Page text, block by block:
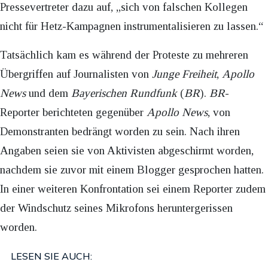
Pressevertreter dazu auf, „sich von falschen Kollegen
nicht für Hetz-Kampagnen instrumentalisieren zu lassen.“
Tatsächlich kam es während der Proteste zu mehreren
Übergriffen auf Journalisten von Junge Freiheit, Apollo
Newsund dem Bayerischen Rundfunk(BR). BR-
Reporter berichteten gegenüber Apollo News, von
Demonstranten bedrängt worden zu sein. Nach ihren
Angaben seien sie von Aktivisten abgeschirmt worden,
nachdem sie zuvor mit einem Blogger gesprochen hatten.
In einer weiteren Konfrontation sei einem Reporter zudem
der Windschutz seines Mikrofons heruntergerissen
worden.
LESEN SIE AUCH: